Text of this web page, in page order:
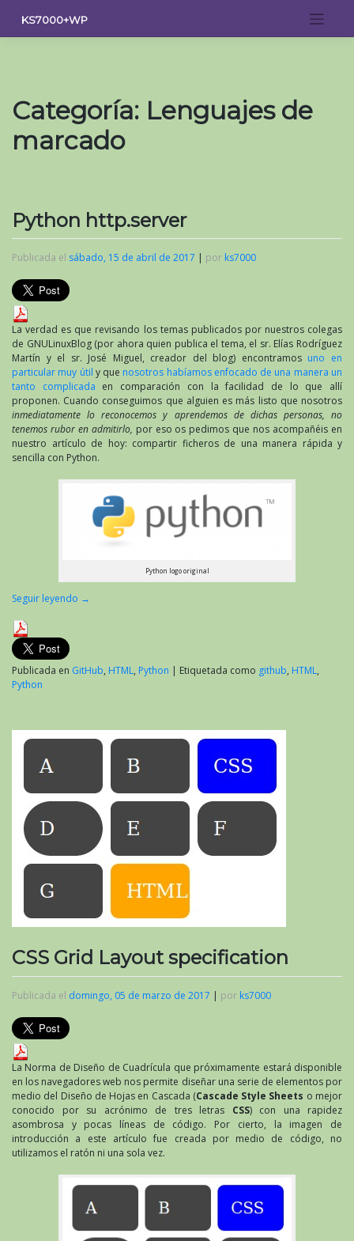
contenido
KS7000+WP
Categoría: Lenguajes de
marcado
Python http.server
Publicada el sábado, 15 de abril de 2017 | por ks7000
La verdad es que revisando los temas publicados por nuestros colegas
de GNULinuxBlog (por ahora quien publica el tema, el sr. Elías Rodríguez
Martín y el sr. José Miguel, creador del blog) encontramos uno en
particular muy útil y que nosotros habíamos enfocado de una manera un
tanto complicada en comparación con la facilidad de lo que allí
proponen. Cuando conseguimos que alguien es más listo que nosotros
inmediatamente lo reconocemos y aprendemos de dichas personas, no
tenemos rubor en admitirlo, por eso os pedimos que nos acompañéis en
nuestro artículo de hoy: compartir ficheros de una manera rápida y
sencilla con Python.
Python logo original
Seguir leyendo →
Publicada en GitHub, HTML, Python Etiquetada como github, HTML,
Python
CSS Grid Layout specification
Publicada el domingo, 05 de marzo de 2017 | por ks7000
La Norma de Diseño de Cuadrícula que próximamente estará disponible
en los navegadores web nos permite diseñar una serie de elementos por
medio del Diseño de Hojas en Cascada (Cascade Style Sheets o mejor
conocido por su acrónimo de tres letras CSS) con una rapidez
asombrosa y pocas líneas de código. Por cierto, la imagen de
introducción a este artículo fue creada por medio de código, no
utilizamos el ratón ni una sola vez.